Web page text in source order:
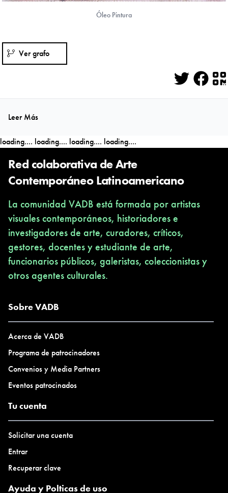
Óleo Pintura
Ver grafo
Twitter
Leer Más
loading.... loading.... loading.... loading....
Red colaborativa de Arte
Contemporáneo Latinoamericano
La comunidad VADB está formada por artistas
visuales contemporáneos, historiadores e
investigadores de arte, curadores, críticos,
gestores, docentes y estudiante de arte,
funcionarios públicos, galeristas, coleccionistas y
otros agentes culturales.
Sobre VADB
Acerca de VADB
Programa de patrocinadores
Convenios y Media Partners
Eventos patrocinados
Tu cuenta
Solicitar una cuenta
Entrar
Recuperar clave
Ayuda y Polticas de uso